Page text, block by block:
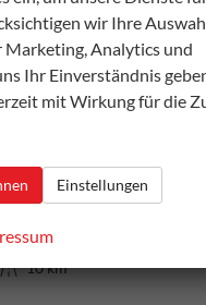
mit Tageszulassung
Außenfarbe Brillant Silber Metallic
Kilometerstand 10 km
wir Ihre
Analytics und
Ihr Einverständnis
mit Wirkung für die
Einstellungen